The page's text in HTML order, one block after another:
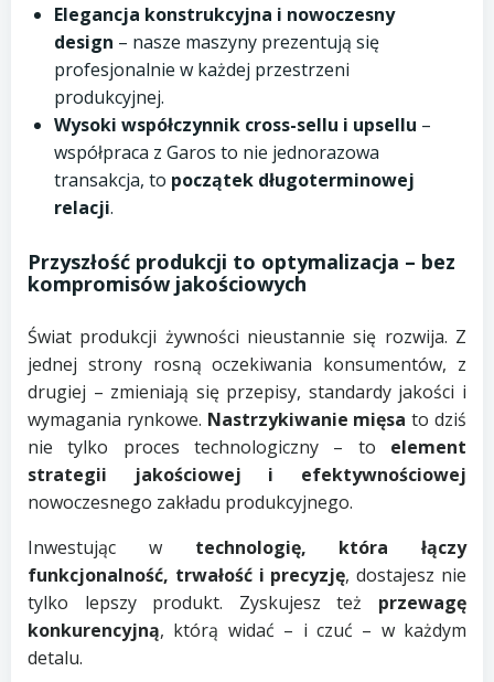
Elegancja konstrukcyjna i nowoczesny
design – nasze maszyny prezentują się
profesjonalnie w każdej przestrzeni
produkcyjnej.
Wysoki współczynnik cross-sellu i upsellu –
współpraca z Garos to nie jednorazowa
transakcja, to początek długoterminowej
relacji.
Przyszłość produkcji to optymalizacja – bez
kompromisów jakościowych
Świat produkcji żywności nieustannie się rozwija. Z
jednej strony rosną oczekiwania konsumentów, z
drugiej – zmieniają się przepisy, standardy jakości i
wymagania rynkowe. Nastrzykiwanie mięsa to dziś
nie tylko proces technologiczny – to element
strategii jakościowej i efektywnościowej
nowoczesnego zakładu produkcyjnego.
Inwestując w technologię, która łączy
funkcjonalność, trwałość i precyzję, dostajesz nie
tylko lepszy produkt. Zyskujesz też przewagę
konkurencyjną, którą widać – i czuć – w każdym
detalu.